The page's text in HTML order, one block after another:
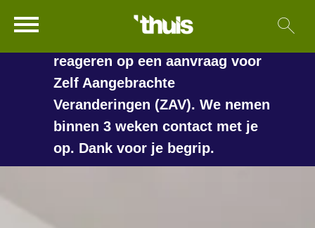
Naar hoofdinhoud
Naar hoofdnavigatiemenu
Naar zoeken
Naar de homepage
Ga naar Hoofd
langer duren voordat we
reageren op een aanvraag voor
Zelf Aangebrachte
Veranderingen (ZAV). We nemen
binnen 3 weken contact met je
op. Dank voor je begrip.